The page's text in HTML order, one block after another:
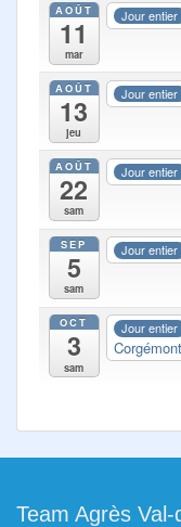
AOÛT
11
mar
Jour entier
AOÛT
13
jeu
Jour entier
AOÛT
22
sam
Jour entier
SEP
5
sam
Jour entier
OCT
3
sam
Jour entier
Corgémont
Team Agrès Val-